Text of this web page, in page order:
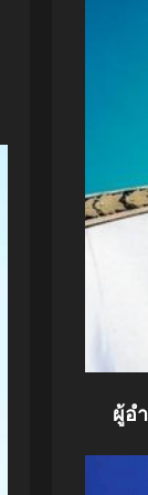
ผู้อ